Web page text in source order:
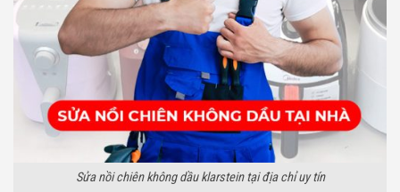
Sửa nồi chiên không dầu klarstein tại địa chỉ uy tín